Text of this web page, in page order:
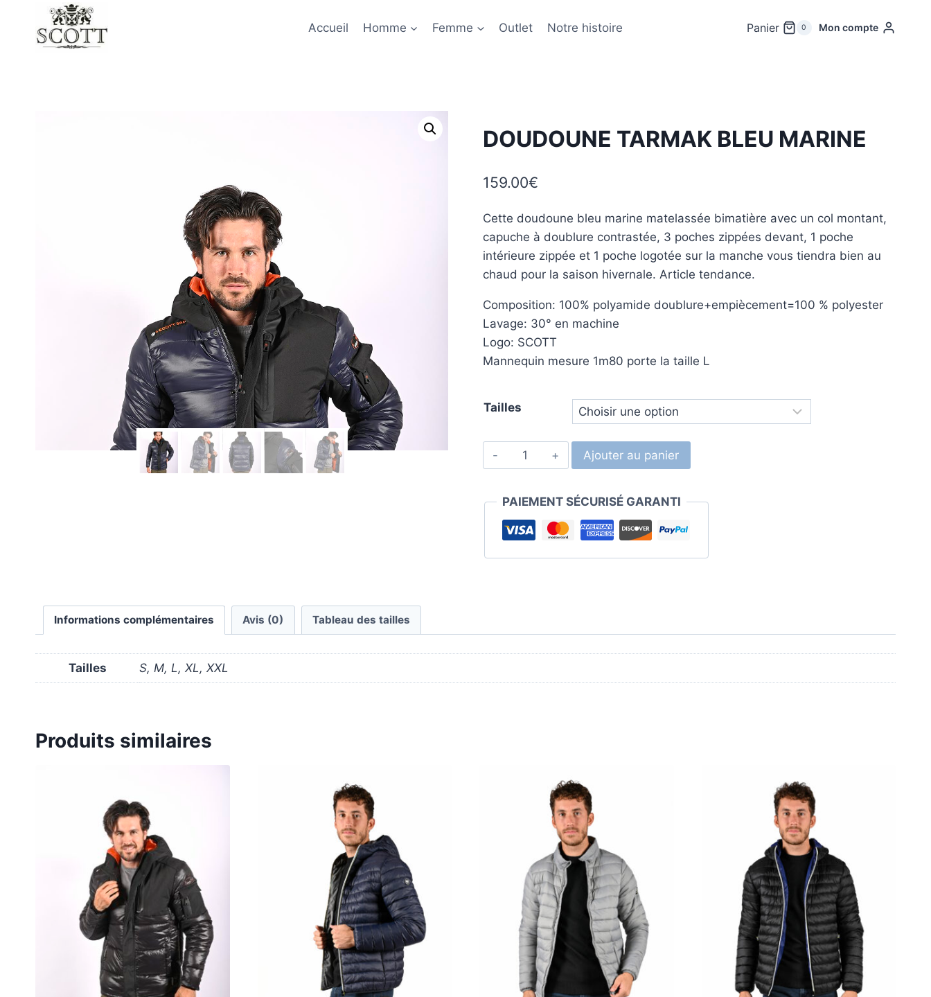
Accueil Homme Femme Outlet Notre histoire Panier 0 Mon compte
DOUDOUNE TARMAK BLEU MARINE
159.00€
Cette doudoune bleu marine matelassée bimatière avec un col montant,
capuche à doublure contrastée, 3 poches zippées devant, 1 poche
intérieure zippée et 1 poche logotée sur la manche vous tiendra bien au
chaud pour la saison hivernale. Article tendance.
Composition: 100% polyamide doublure+empiècement=100 % polyester
Lavage: 30° en machine
Logo: SCOTT
Mannequin mesure 1m80 porte la taille L
Tailles
Ajouter au panier
PAIEMENT SÉCURISÉ GARANTI
Informations complémentaires Avis (0) Tableau des tailles
Tailles S, M, L, XL, XXL
Produits similaires